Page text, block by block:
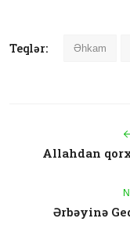
Teqlər: Əhkam
Allahdan
Ərbəyinə